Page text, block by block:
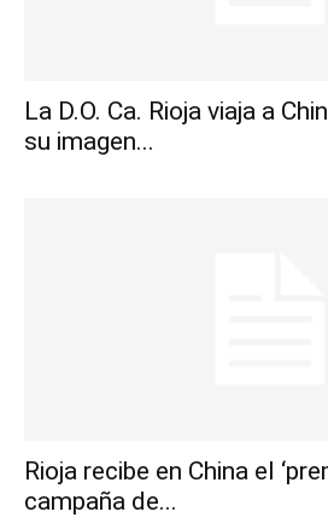
La D.O. Ca. Rioja viaja a
su imagen...
Rioja recibe en China el
campaña de...